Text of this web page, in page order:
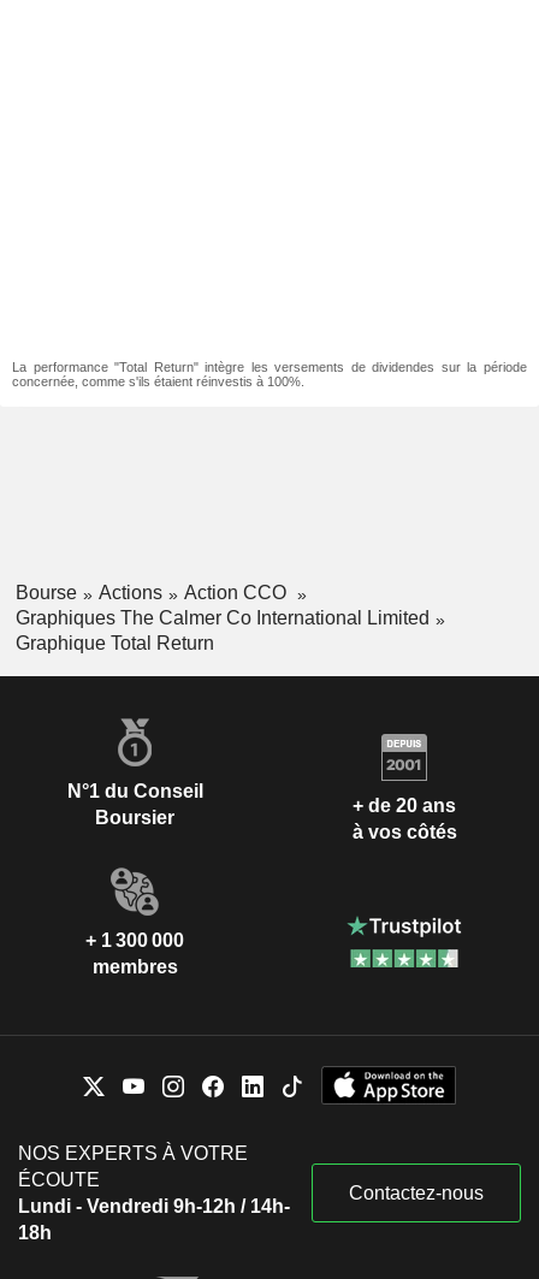
La performance "Total Return" intègre les versements de dividendes sur la période
concernée, comme s'ils étaient réinvestis à 100%.
Bourse Actions
Action CCO
Graphiques The Calmer Co International Limited
Graphique Total Return
N°1 du Conseil
Boursier
+ de 20 ans
à vos côtés
+ 1 300 000
membres
NOS EXPERTS À VOTRE
ÉCOUTE
Lundi - Vendredi 9h-12h / 14h-
18h
Contactez-nous